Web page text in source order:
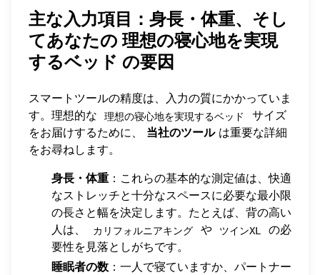
主な入力項目：身長・体重、そし
てあなたの 理想の寝心地を実現
するベッド の要因
スマートツールの精度は、入力の質にかかっていま
す。理想的な
理想の寝心地を実現するベッド
サイズ
をお届けするために、 当社のツールは重要な詳細
をお尋ねします。
身長・体重 ：これらの基本的な測定値は、快適
なストレッチと十分なスペースに必要な最小限
の長さと幅を決定します。たとえば、背の高い
人は、
カリフォルニアキング や ツインXL
の必
要性を見落としがちです。
睡眠者の数 ：一人で寝ていますか、パートナー